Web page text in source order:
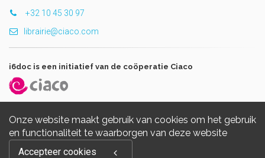
Onze website maakt gebruik van cookies om het gebruik
en functionaliteit te waarborgen van deze website
Accepteer cookies
+32 10 45 30 97
librairie@ciaco.com
i6doc is een initiatief van de coöperatie Ciaco
Reserved